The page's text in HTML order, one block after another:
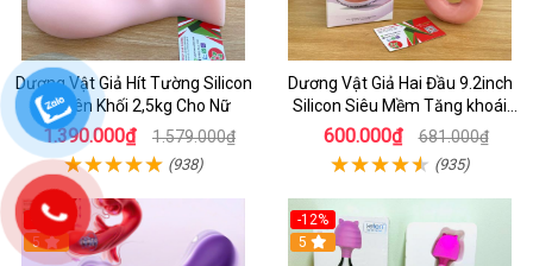
Dương Vật Giả Hít Tường Silicon
Nguyên Khối 2,5kg Cho Nữ
1.390.000₫ 1.579.000₫
(938)
Dương Vật Giả Hai Đầu 9.2inch
Silicon Siêu Mềm Tăng khoái
Cảm Đôi Đỉnh Cao
600.000₫ 681.000₫
(935)
-11%
5
-12%
5